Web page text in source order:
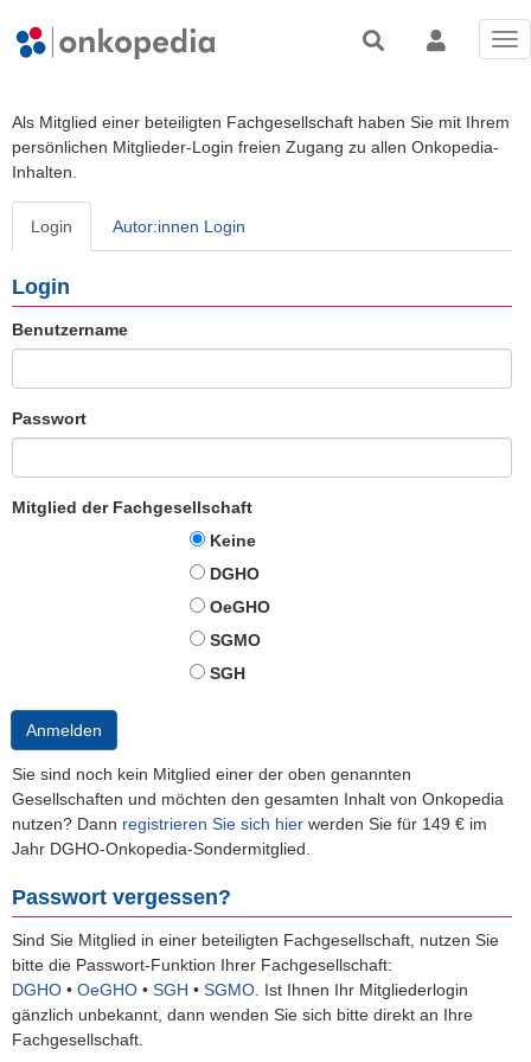
Als Mitglied einer beteiligten Fachgesellschaft haben Sie mit Ihrem
persönlichen Mitglieder-Login freien Zugang zu allen Onkopedia-
Inhalten.
Login Autor:innen Login
Login
Benutzername
Passwort
Mitglied der Fachgesellschaft
Keine
DGHO
OeGHO
SGMO
SGH
Anmelden
Sie sind noch kein Mitglied einer der oben genannten
Gesellschaften und möchten den gesamten Inhalt von Onkopedia
nutzen? Dann registrieren Sie sich hier werden Sie für 149 € im
Jahr DGHO-Onkopedia-Sondermitglied.
Passwort vergessen?
Sind Sie Mitglied in einer beteiligten Fachgesellschaft, nutzen Sie
bitte die Passwort-Funktion Ihrer Fachgesellschaft:
DGHO • OeGHO • SGH • SGMO Ist Ihnen Ihr Mitgliederlogin
gänzlich unbekannt, dann wenden Sie sich bitte direkt an Ihre
Fachgesellschaft.